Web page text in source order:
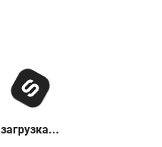
загрузка...